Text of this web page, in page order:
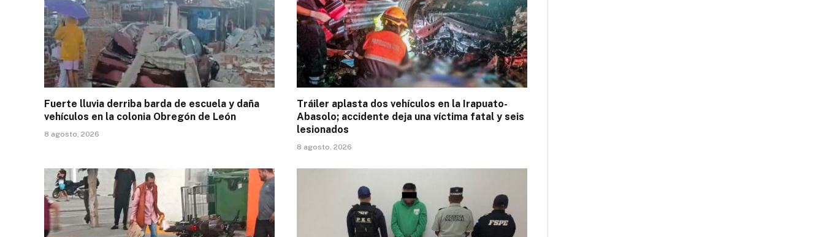
Fuerte lluvia derriba barda de escuela y daña
vehículos en la colonia Obregón de León
8 agosto, 2026
Tráiler aplasta dos vehículos en la Irapuato-
Abasolo; accidente deja una víctima fatal y seis
lesionados
8 agosto, 2026